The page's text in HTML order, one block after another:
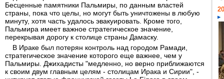
Бесценные памятники Пальмиры, по данным властей
страны, пока что целы, но могут быть уничтожены в любую
минуту, хотя часть удалось эвакуировать. Кроме того,
Пальмира имеет важное стратегическое значение,
перекрывая дорогу к столице страны Дамаску.
В Ираке был потерян контроль над городом Рамади,
стратегическое значение которого еще важнее, чем у
Пальмиры. Джихадисты "медленно, но верно приближаются
к своим двум главным целям - столицам Ирака и Сирии", -